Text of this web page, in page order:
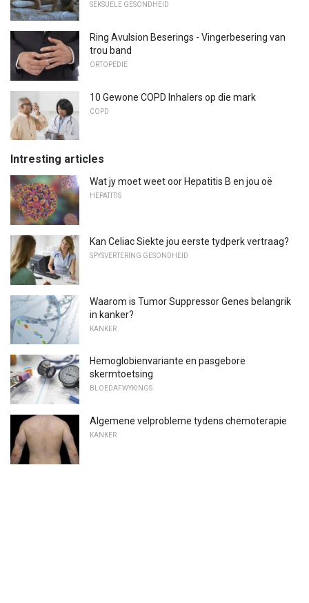
SEKSUELE GESONDHEID
Ring Avulsion Beserings - Vingerbesering van
trou band
ORTOPEDIE
10 Gewone COPD Inhalers op die mark
COPD
Intresting articles
Wat jy moet weet oor Hepatitis B en jou oë
HEPATITIS
Kan Celiac Siekte jou eerste tydperk vertraag?
SPYSVERTERING GESONDHEID
Waarom is Tumor Suppressor Genes belangrik
in kanker?
KANKER
Hemoglobienvariante en pasgebore
skermtoetsing
BLOEDAFWYKINGS
Algemene velprobleme tydens chemoterapie
KANKER